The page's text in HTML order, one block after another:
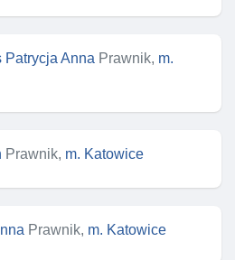
Patrycja Anna Prawnik, m.
Prawnik, m. Katowice
Prawnik, m. Katowice